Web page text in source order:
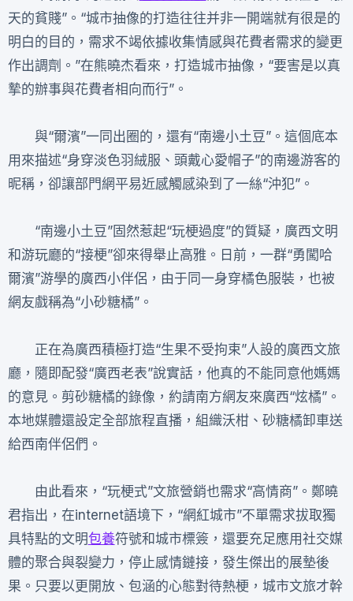
天的貧賤”。“城市抽像的打造往往并非一開端就有很是的
明白的目的，需求不竭依據收集情感與花費者需求的變更
作出調劑。”在熊曉杰看來，打造城市抽像，“要害是以真
摯的辦事與花費者相向而行”。
與“爾濱”一同出圈的，還有“南邊小土豆”。這個底本
用來描述“身穿淡色羽絨服、頭戴心愛帽子”的南邊游客的
昵稱，卻讓部門網平易近感觸感染到了一絲“沖犯”。
“南邊小土豆”固然惹起“玩梗過度”的質疑，廣西文明
和游玩廳的“接梗”卻來得舉止高雅。日前，一群“勇闖哈
爾濱”游學的廣西小伴侶，由于同一身穿橘色服裝，也被
網友戲稱為“小砂糖橘”。
正在為廣西積極打造“生果不受拘束”人設的廣西文旅
廳，隨即配發“廣西老表”說實話，他真的不能同意他媽媽
的意見。剪砂糖橘的錄像，約請南方網友來廣西“炫橘”。
本地媒體還設定全部旅程直播，組織沃柑、砂糖橘卸車送
給西南伴侶們。
由此看來，“玩梗式”文旅營銷也需求“高情商”。鄭曉
君指出，在internet語境下，“網紅城市”不單需求拔取獨
具特點的文明包養符號和城市標簽，還要充足應用社交媒
體的聚合與裂變力，停止感情鏈接，發生傑出的展墊後
果。只要以更開放、包涵的心態對待熱梗，城市文旅才幹